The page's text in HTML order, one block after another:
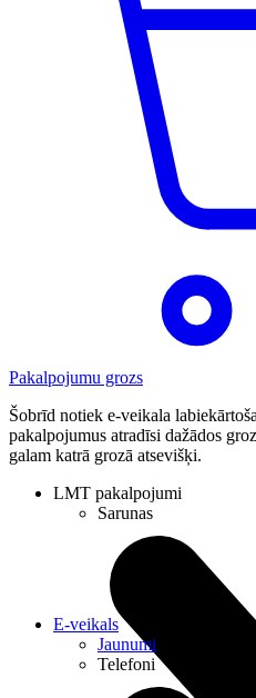
Pakalpojumu grozs
Šobrīd notiek e-veikala
pakalpojumus atradīsi dažādos
galam katrā grozā atsevišķi.
LMT pakalpojumi
Sarunas
E-veikals
Jaunumi
Telefoni